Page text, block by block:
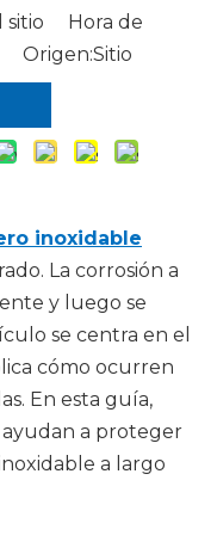
sitio Hora de
Origen:Sitio
inoxidable
La corrosión a
y luego se
se centra en el
cómo ocurren
En esta guía,
ayudan a proteger
a largo